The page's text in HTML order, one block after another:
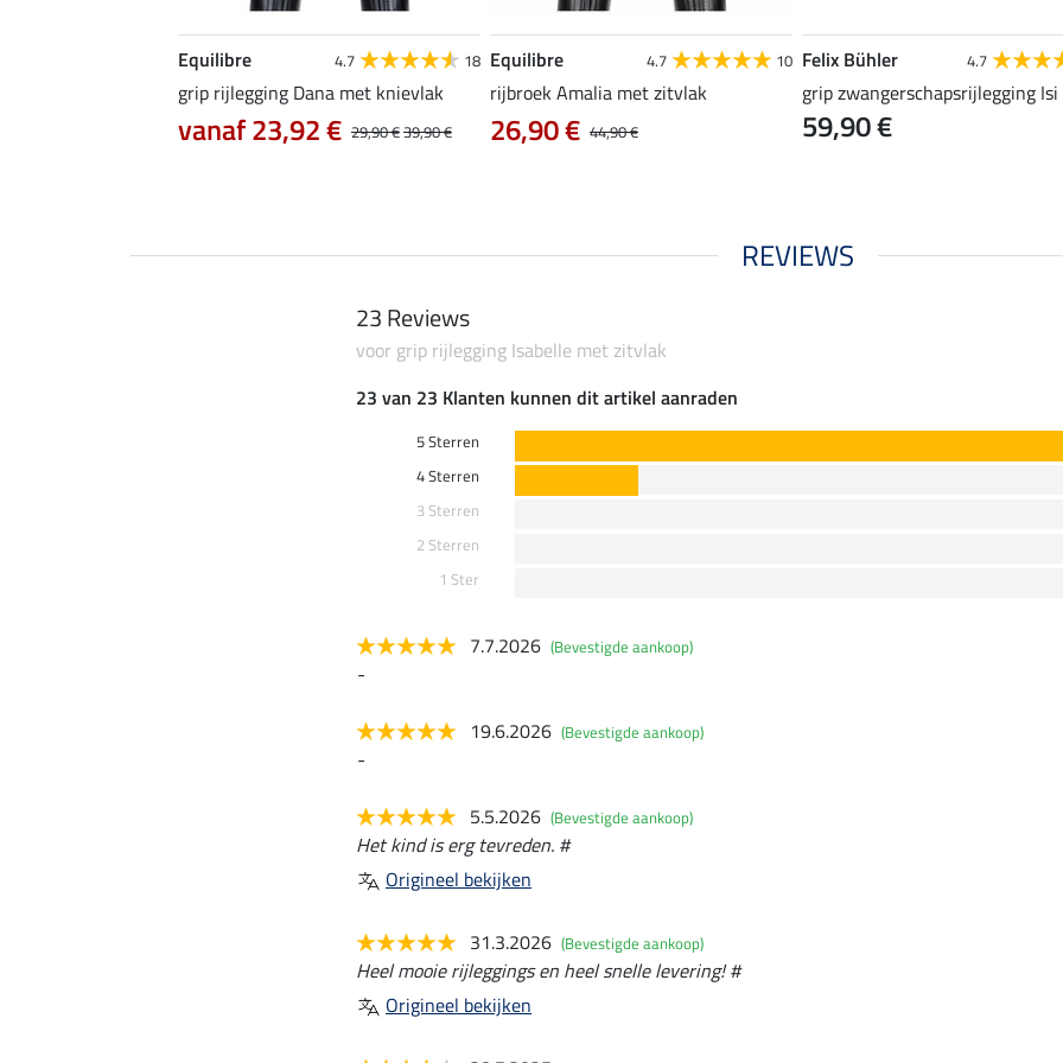
Equilibre 4.7 18
grip rijlegging Dana met knievlak
29,90 €39,90 €
vanaf 23,92 €
Equilibre 4.7 10
rijbroek Amalia met zitvlak
44,90 €
26,90 €
Felix Bühler 4.7
grip zwangerschapsrijlegging Isi
59,90 €
REVIEWS
23 Reviews
voor grip rijlegging Isabelle met zitvlak
23 van 23 Klanten kunnen dit artikel aanraden
5 Sterren
4 Sterren
3 Sterren
2 Sterren
1 Ster
7.7.2026 (Bevestigde aankoop)
-
19.6.2026 (Bevestigde aankoop)
-
5.5.2026 (Bevestigde aankoop)
Het kind is erg tevreden. #
Origineel bekijken
31.3.2026 (Bevestigde aankoop)
Heel mooie rijleggings en heel snelle levering! #
Origineel bekijken